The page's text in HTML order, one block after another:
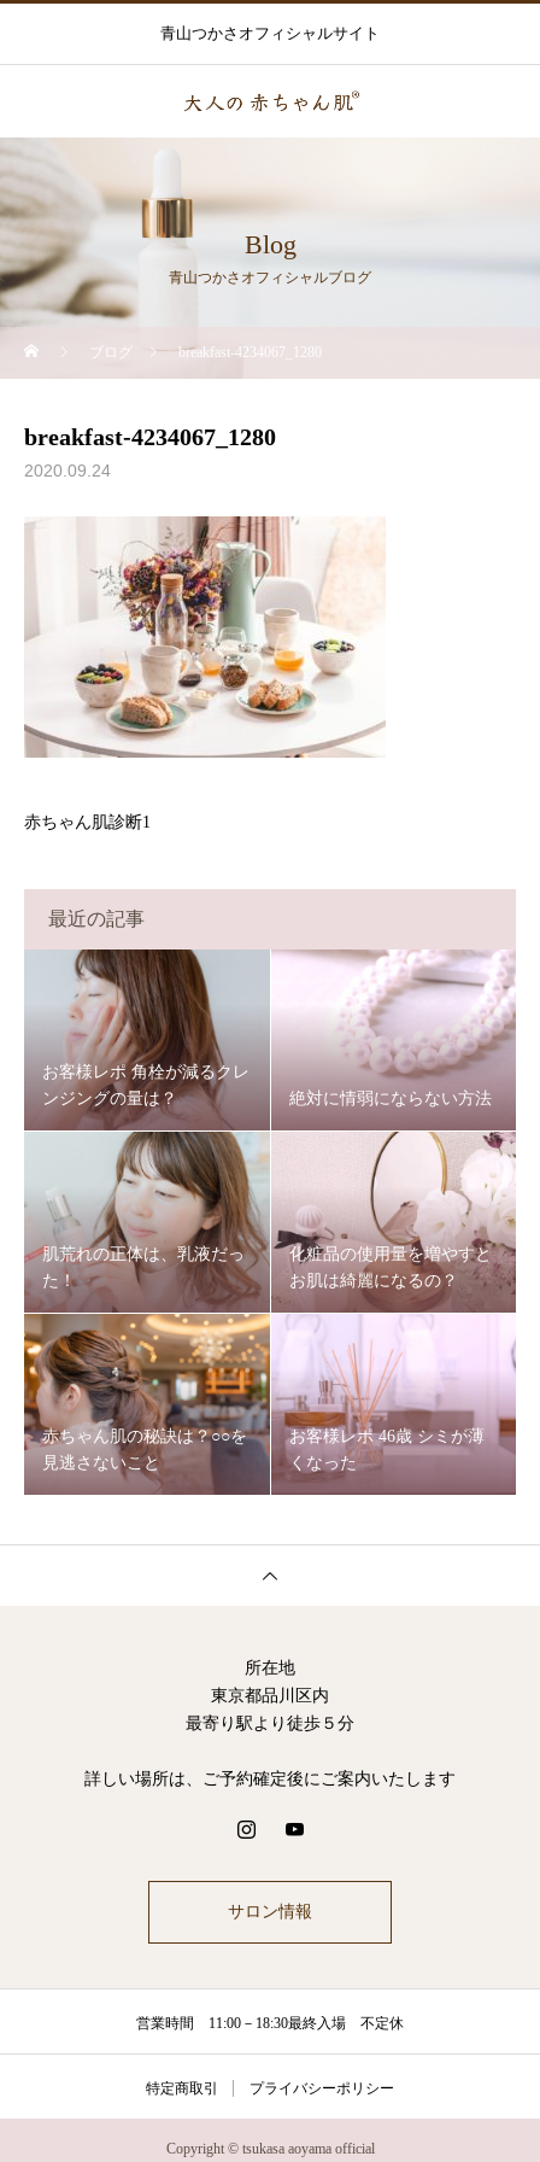
青山つかさオフィシャルサイト
Blog
青山つかさオフィシャルブログ
ブログ breakfast-4234067_1280
breakfast-4234067_1280
2020.09.24
赤ちゃん肌診断1
最近の記事
お客様レポ 角栓が減るクレ
ンジングの量は？
絶対に情弱にならない方法
肌荒れの正体は、乳液だっ
た！
化粧品の使用量を増やすと
お肌は綺麗になるの？
赤ちゃん肌の秘訣は？○○を
見逃さないこと
お客様レポ 46歳 シミが薄
くなった
所在地
東京都品川区内
最寄り駅より徒歩５分
詳しい場所は、ご予約確定後にご案内いたします
サロン情報
営業時間 11:00－18:30最終入場 不定休
特定商取引 プライバシーポリシー
Copyright © tsukasa aoyama official